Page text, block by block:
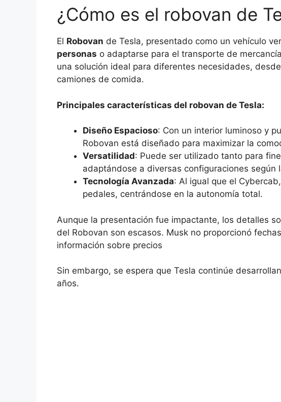
¿Cómo es el robovan de
El Robovan de Tesla, presentado como un vehículo
personas o adaptarse para el transporte de
una solución ideal para diferentes necesidades,
camiones de comida.
Principales características del robovan de Tesla:
Diseño Espacioso: Con un interior luminoso y
Robovan está diseñado para maximizar la
Versatilidad: Puede ser utilizado tanto para
adaptándose a diversas configuraciones según
Tecnología Avanzada: Al igual que el
pedales, centrándose en la autonomía total.
Aunque la presentación fue impactante, los detalles
del Robovan son escasos. Musk no proporcionó
información sobre precios
Sin embargo, se espera que Tesla continúe
años.